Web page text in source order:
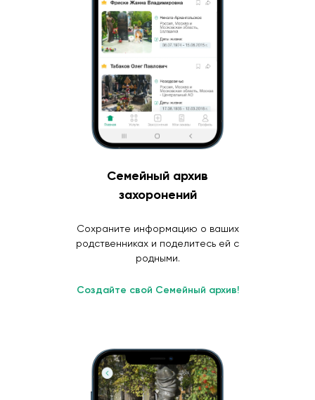
Семейный архив
захоронений
Сохраните информацию о ваших
родственниках и поделитесь ей с
родными.
Создайте свой Семейный архив!